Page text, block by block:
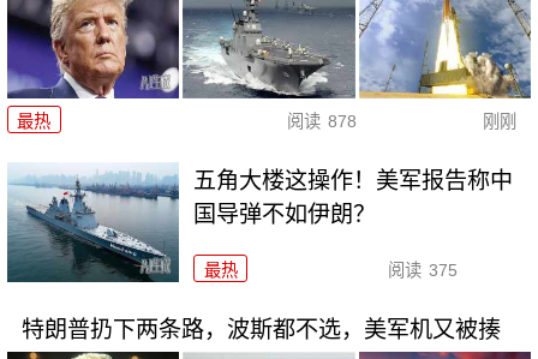
最热 阅读 878 刚刚
五角大楼这操作！美军报告称中
国导弹不如伊朗？
最热 阅读 375
特朗普扔下两条路，波斯都不选，美军机又被揍